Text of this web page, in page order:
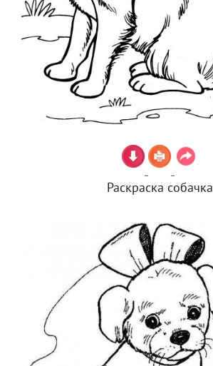
Раскраска собачка